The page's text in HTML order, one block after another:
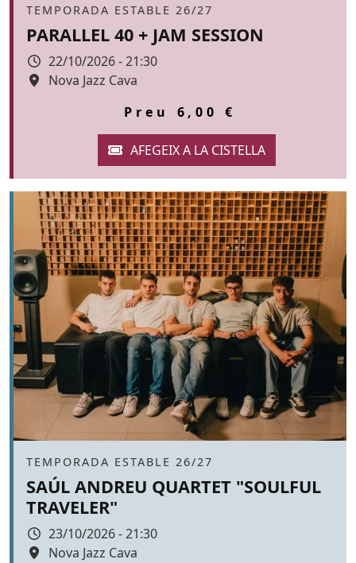
Àmbit
TEMPORADA ESTABLE 26/27
PARALLEL 40 + JAM SESSION
Data
22/10/2026 - 21:30
Espai
Nova Jazz Cava
Preu 6,00 €
Àmbit
TEMPORADA ESTABLE 26/27
SAÚL ANDREU QUARTET "SOULFUL
TRAVELER"
Data
23/10/2026 - 21:30
Espai
Nova Jazz Cava